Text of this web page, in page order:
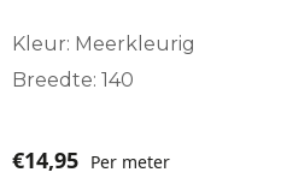
Kleur: Meerkleurig
Breedte: 140
€14,95 Per meter